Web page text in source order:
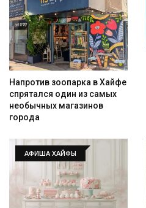
Напротив зоопарка в Хайфе
спрятался один из самых
необычных магазинов
города
АФИША ХАЙФЫ